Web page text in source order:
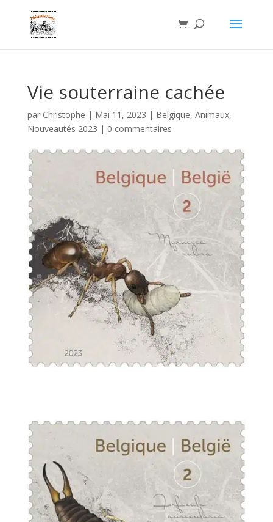
Vie souterraine cachée
par Christophe | Mai 11, 2023 | Belgique, Animaux,
Nouveautés 2023 | 0 commentaires